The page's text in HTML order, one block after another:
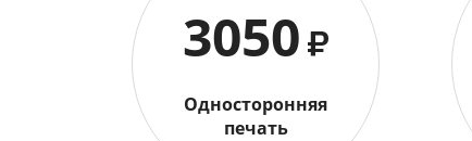
3050₽
Односторонняя
печать